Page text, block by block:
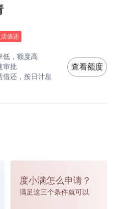
活借还
低，额度高
审批
借还，按日计息
查看额度
度小满怎么申请？
满足这三个条件就可以